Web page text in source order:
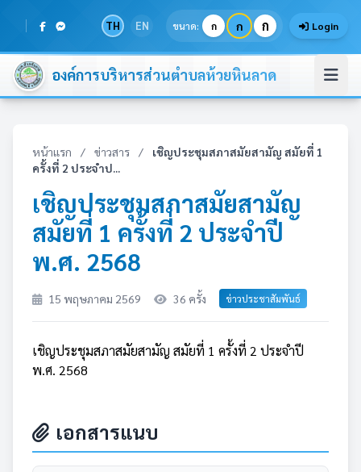
TH EN ขนาด: ก ก ก Login
องค์การบริหารส่วนตำบลห้วยหินลาด
หน้าแรก / ข่าวสาร /
เชิญประชุมสภาสมัยสามัญ สมัยที่ 1
ครั้งที่ 2 ประจำป...
เชิญประชุมสภาสมัยสามัญ
สมัยที่ 1 ครั้งที่ 2 ประจำปี
พ.ศ. 2568
15 พฤษภาคม 2569 36 ครั้ง ข่าวประชาสัมพันธ์
เชิญประชุมสภาสมัยสามัญ สมัยที่ 1 ครั้งที่ 2 ประจำปี
พ.ศ. 2568
เอกสารแนบ